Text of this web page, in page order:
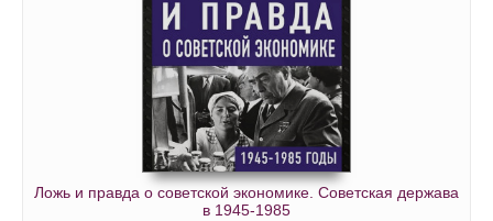
Ложь и правда о советской экономике. Советская держава
в 1945-1985